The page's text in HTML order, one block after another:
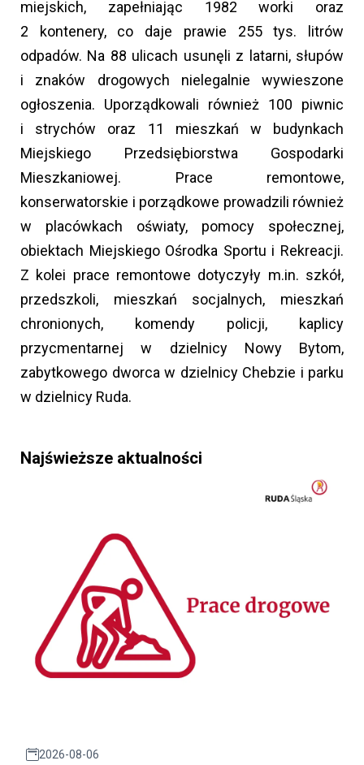
miejskich, zapełniając 1982 worki oraz
2 kontenery, co daje prawie 255 tys. litrów
odpadów. Na 88 ulicach usunęli z latarni, słupów
i znaków drogowych nielegalnie wywieszone
ogłoszenia. Uporządkowali również 100 piwnic
i strychów oraz 11 mieszkań w budynkach
Miejskiego Przedsiębiorstwa Gospodarki
Mieszkaniowej. Prace remontowe,
konserwatorskie i porządkowe prowadzili również
w placówkach oświaty, pomocy społecznej,
obiektach Miejskiego Ośrodka Sportu i Rekreacji.
Z kolei prace remontowe dotyczyły m.in. szkół,
przedszkoli, mieszkań socjalnych, mieszkań
chronionych, komendy policji, kaplicy
przycmentarnej w dzielnicy Nowy Bytom,
zabytkowego dworca w dzielnicy Chebzie i parku
w dzielnicy Ruda.
Najświeższe aktualności
2026-08-06